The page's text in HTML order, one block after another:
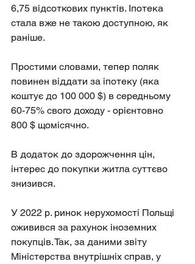
6,75 відсоткових пунктів. Іпотека
стала вже не такою доступною, як
раніше.
Простими словами, тепер поляк
повинен віддати за іпотеку (яка
коштує до 100 000 $) в середньому
60-75% свого доходу - орієнтовно
800 $ щомісячно.
В додаток до здорожчення цін,
інтерес до покупки житла суттєво
знизився.
У 2022 р. ринок нерухомості Польщі
оживився за рахунок іноземних
покупців. Так, за даними звіту
Міністерства внутрішніх справ, у